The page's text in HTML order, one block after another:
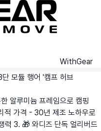
WithGear
모듈 행어 '캠프 허브
알루미늄 프레임으로 캠핑
적 가격 - 30년 제조 노하우로
력 3. 🎁 와디즈 단독 얼리버드